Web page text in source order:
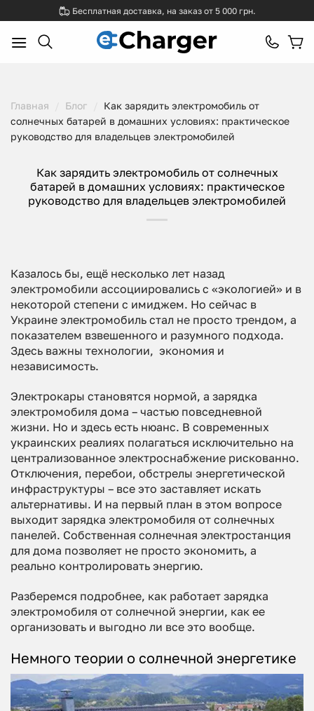
to
content
Бесплатная доставка, на заказ от 5 000 грн.
Главная Блог
Как зарядить электромобиль от
солнечных батарей в домашних условиях: практическое
руководство для владельцев электромобилей
Как зарядить электромобиль от солнечных
батарей в домашних условиях: практическое
руководство для владельцев электромобилей
Казалось бы, ещё несколько лет назад
электромобили ассоциировались с «экологией» и в
некоторой степени с имиджем. Но сейчас в
Украине электромобиль стал не просто трендом, а
показателем взвешенного и разумного подхода.
Здесь важны технологии, экономия и
независимость.
Электрокары становятся нормой, а зарядка
электромобиля дома – частью повседневной
жизни. Но и здесь есть нюанс. В современных
украинских реалиях полагаться исключительно на
централизованное электроснабжение рискованно.
Отключения, перебои, обстрелы энергетической
инфраструктуры – все это заставляет искать
альтернативы. И на первый план в этом вопросе
выходит зарядка электромобиля от солнечных
панелей. Собственная солнечная электростанция
для дома позволяет не просто экономить, а
реально контролировать энергию.
Разберемся подробнее, как работает зарядка
электромобиля от солнечной энергии, как ее
организовать и выгодно ли все это вообще.
Немного теории о солнечной энергетике